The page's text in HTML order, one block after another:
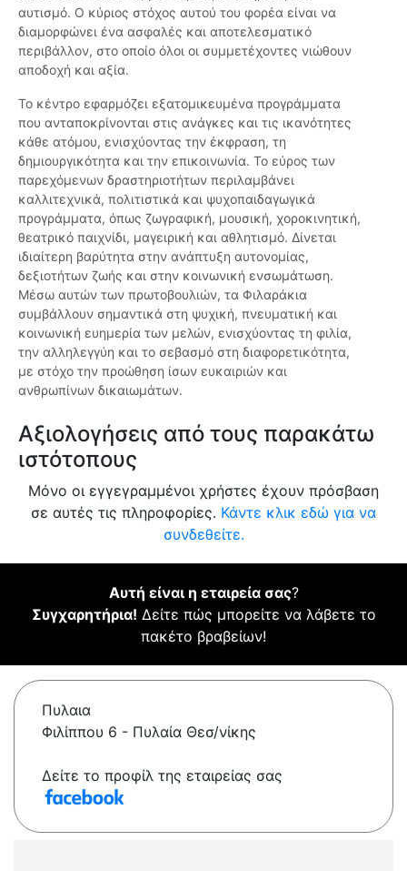
αυτισμό. Ο κύριος στόχος αυτού του φορέα είναι να
διαμορφώνει ένα ασφαλές και αποτελεσματικό
περιβάλλον, στο οποίο όλοι οι συμμετέχοντες νιώθουν
αποδοχή και αξία.
Το κέντρο εφαρμόζει εξατομικευμένα προγράμματα
που ανταποκρίνονται στις ανάγκες και τις ικανότητες
κάθε ατόμου, ενισχύοντας την έκφραση, τη
δημιουργικότητα και την επικοινωνία. Το εύρος των
παρεχόμενων δραστηριοτήτων περιλαμβάνει
καλλιτεχνικά, πολιτιστικά και ψυχοπαιδαγωγικά
προγράμματα, όπως ζωγραφική, μουσική, χοροκινητική,
θεατρικό παιχνίδι, μαγειρική και αθλητισμό. Δίνεται
ιδιαίτερη βαρύτητα στην ανάπτυξη αυτονομίας,
δεξιοτήτων ζωής και στην κοινωνική ενσωμάτωση.
Μέσω αυτών των πρωτοβουλιών, τα Φιλαράκια
συμβάλλουν σημαντικά στη ψυχική, πνευματική και
κοινωνική ευημερία των μελών, ενισχύοντας τη φιλία,
την αλληλεγγύη και το σεβασμό στη διαφορετικότητα,
με στόχο την προώθηση ίσων ευκαιριών και
ανθρωπίνων δικαιωμάτων.
Αξιολογήσεις από τους παρακάτω
ιστότοπους
Μόνο οι εγγεγραμμένοι χρήστες έχουν πρόσβαση
σε αυτές τις πληροφορίες. Κάντε κλικ εδώ για να
συνδεθείτε.
Αυτή είναι η εταιρεία σας?
Συγχαρητήρια! Δείτε πώς μπορείτε να λάβετε το
πακέτο βραβείων!
Πυλαια
Φιλίππου 6 - Πυλαία Θεσ/νίκης
Δείτε το προφίλ της εταιρείας σας